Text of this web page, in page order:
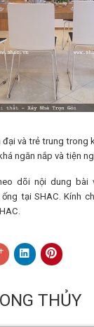
đại và trẻ trung trong
khá ngăn nắp và tiện
dõi nội dung bài
tại SHAC. Kính
THỦY